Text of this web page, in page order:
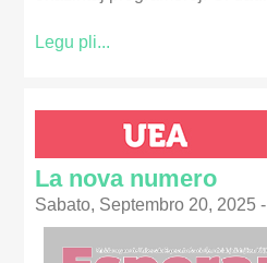
Legu pli...
La nova numero
Sabato, Septembro 20, 2025